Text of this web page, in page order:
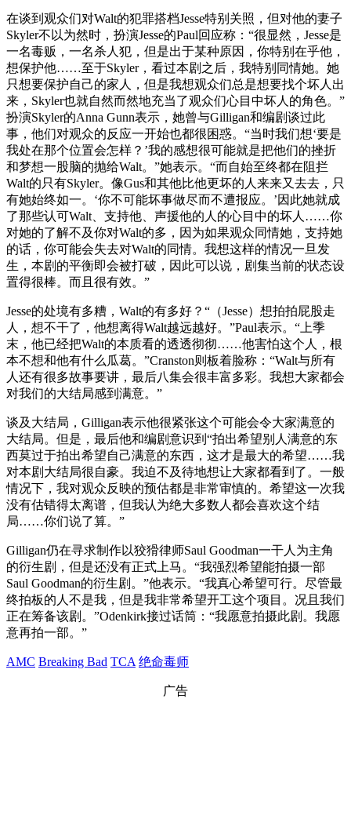
在谈到观众们对Walt的犯罪搭档Jesse特别关照，但对他的妻子
Skyler不以为然时，扮演Jesse的Paul回应称：“很显然，Jesse是
一名毒贩，一名杀人犯，但是出于某种原因，你特别在乎他，
想保护他……至于Skyler，看过本剧之后，我特别同情她。她
只想要保护自己的家人，但是我想观众们总是想要找个坏人出
来，Skyler也就自然而然地充当了观众们心目中坏人的角色。”
扮演Skyler的Anna Gunn表示，她曾与Gilligan和编剧谈过此
事，他们对观众的反应一开始也都很困惑。“当时我们想‘要是
我处在那个位置会怎样？’我的感想很可能就是把他们的挫折
和梦想一股脑的抛给Walt。”她表示。“而自始至终都在阻拦
Walt的只有Skyler。像Gus和其他比他更坏的人来来又去去，只
有她始终如一。‘你不可能坏事做尽而不遭报应。’因此她就成
了那些认可Walt、支持他、声援他的人的心目中的坏人……你
对她的了解不及你对Walt的多，因为如果观众同情她，支持她
的话，你可能会失去对Walt的同情。我想这样的情况一旦发
生，本剧的平衡即会被打破，因此可以说，剧集当前的状态设
置得很棒。而且很有效。”
Jesse的处境有多糟，Walt的有多好？“（Jesse）想拍拍屁股走
人，想不干了，他想离得Walt越远越好。”Paul表示。“上季
末，他已经把Walt的本质看的透透彻彻……他害怕这个人，根
本不想和他有什么瓜葛。”Cranston则板着脸称：“Walt与所有
人还有很多故事要讲，最后八集会很丰富多彩。我想大家都会
对我们的大结局感到满意。”
谈及大结局，Gilligan表示他很紧张这个可能会令大家满意的
大结局。但是，最后他和编剧意识到“拍出希望别人满意的东
西莫过于拍出希望自己满意的东西，这才是最大的希望……我
对本剧大结局很自豪。我迫不及待地想让大家都看到了。一般
情况下，我对观众反映的预估都是非常审慎的。希望这一次我
没有估错得太离谱，但我认为绝大多数人都会喜欢这个结
局……你们说了算。”
Gilligan仍在寻求制作以狡猾律师Saul Goodman一干人为主角
的衍生剧，但是还没有正式上马。“我强烈希望能拍摄一部
Saul Goodman的衍生剧。”他表示。“我真心希望可行。尽管最
终拍板的人不是我，但是我非常希望开工这个项目。况且我们
正在筹备该剧。”Odenkirk接过话筒：“我愿意拍摄此剧。我愿
意再拍一部。”
AMC Breaking Bad TCA 绝命毒师
广告